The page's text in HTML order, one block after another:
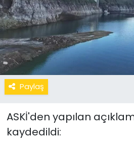
Paylaş
ASKİ'den yapılan
kaydedildi: